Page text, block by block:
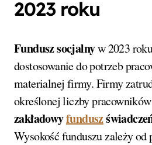
2023 roku
Fundusz socjalnyw 2023
dostosowanie do potrzeb
materialnej firmy. Firmy
określonej liczby
zakładowyfundusz
Wysokość funduszu zależy od